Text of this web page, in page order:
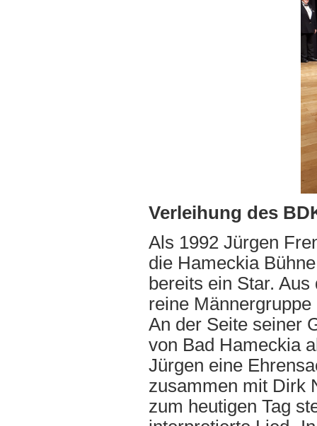
Verleihung des
Als 1992 Jürgen
die Hameckia
bereits ein Star. Aus
reine
An der Seite seiner
von Bad Hameckia
Jürgen eine
zusammen mit Dirk
zum heutigen Tag